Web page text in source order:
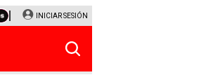
NALDY SALDAÑA JAVIER MILEI
INICIAR SESIÓN